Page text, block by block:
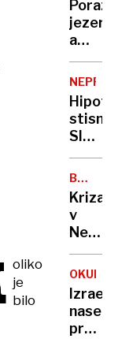
oliko
je
bilo
v
jesti
sami
Poraz
a
Dončić
je
spet
blestel
kaj
nas
stane,
da
streho
nad
glavo?
Kriza
v
mesta
brez
že